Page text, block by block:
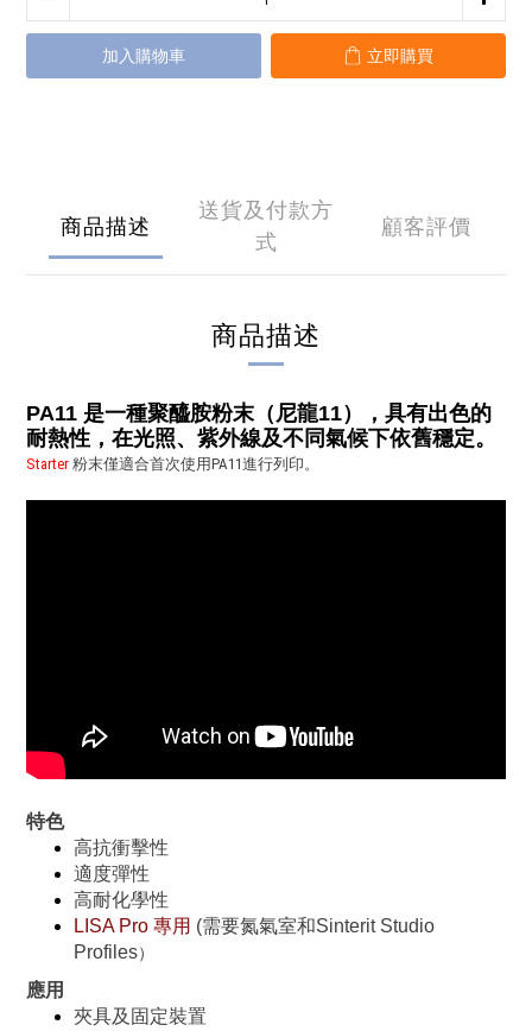
加入購物車 立即購買
商品描述
送貨及付款方
式
顧客評價
商品描述
PA11 是一種聚醯胺粉末（尼龍11），具有出色的
耐熱性，在光照、紫外線及不同氣候下依舊穩定。
Starter 粉末僅適合首次使用PA11進行列印。
特色
高抗衝擊性
適度彈性
高耐化學性
LISA Pro 專用 (需要氮氣室和Sinterit Studio
Profiles）
應用
夾具及固定裝置